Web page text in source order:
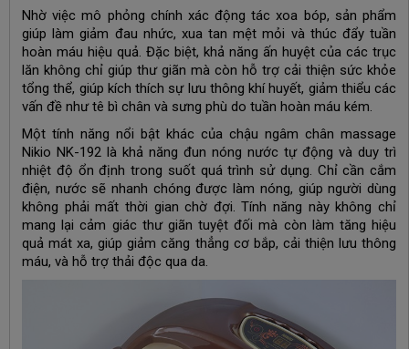
Nhờ việc mô phỏng chính xác động tác xoa bóp, sản phẩm
giúp làm giảm đau nhức, xua tan mệt mỏi và thúc đẩy tuần
hoàn máu hiệu quả. Đặc biệt, khả năng ấn huyệt của các trục
lăn không chỉ giúp thư giãn mà còn hỗ trợ cải thiện sức khỏe
tổng thể, giúp kích thích sự lưu thông khí huyết, giảm thiểu các
vấn đề như tê bì chân và sưng phù do tuần hoàn máu kém.
Một tính năng nổi bật khác của chậu ngâm chân massage
Nikio NK-192 là khả năng đun nóng nước tự động và duy trì
nhiệt độ ổn định trong suốt quá trình sử dụng. Chỉ cần cắm
điện, nước sẽ nhanh chóng được làm nóng, giúp người dùng
không phải mất thời gian chờ đợi. Tính năng này không chỉ
mang lại cảm giác thư giãn tuyệt đối mà còn làm tăng hiệu
quả mát xa, giúp giảm căng thẳng cơ bắp, cải thiện lưu thông
máu, và hỗ trợ thải độc qua da.